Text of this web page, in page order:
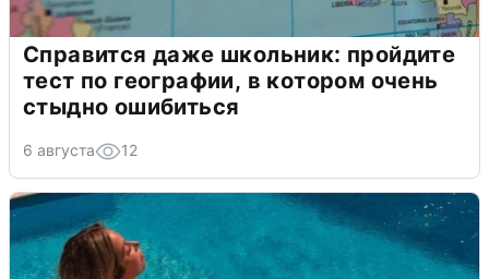
Справится даже школьник: пройдите
тест по географии, в котором очень
стыдно ошибиться
6 августа 12